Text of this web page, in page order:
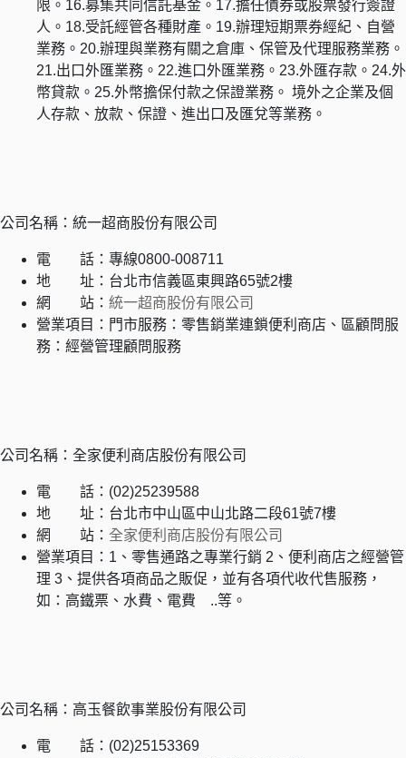
限。16.募集共同信託基金。17.擔任債券或股票發行簽證
人。18.受託經管各種財產。19.辦理短期票券經紀、自營
業務。20.辦理與業務有關之倉庫、保管及代理服務業務。
21.出口外匯業務。22.進口外匯業務。23.外匯存款。24.外
幣貸款。25.外幣擔保付款之保證業務。 境外之企業及個
人存款、放款、保證、進出口及匯兌等業務。
公司名稱：統一超商股份有限公司
電 話：專線0800-008711
地 址：台北市信義區東興路65號2樓
網 站： 統一超商股份有限公司
營業項目：門市服務：零售銷業連鎖便利商店、區顧問服
務：經營管理顧問服務
公司名稱：全家便利商店股份有限公司
電 話：(02)25239588
地 址：台北市中山區中山北路二段61號7樓
網 站： 全家便利商店股份有限公司
營業項目：1、零售通路之專業行銷 2、便利商店之經營管
理 3、提供各項商品之販促，並有各項代收代售服務，
如：高鐵票、水費、電費 ..等。
公司名稱：高玉餐飲事業股份有限公司
電 話：(02)25153369